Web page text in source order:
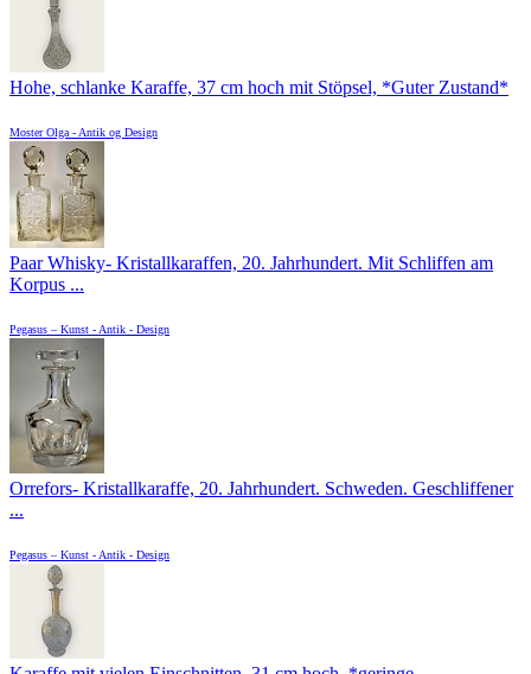
Hohe, schlanke Karaffe, 37 cm hoch mit Stöpsel, *Guter Zustand*
Moster Olga - Antik og Design
Paar Whisky- Kristallkaraffen, 20. Jahrhundert. Mit Schliffen am
Korpus ...
Pegasus – Kunst - Antik - Design
Orrefors- Kristallkaraffe, 20. Jahrhundert. Schweden. Geschliffener
...
Pegasus – Kunst - Antik - Design